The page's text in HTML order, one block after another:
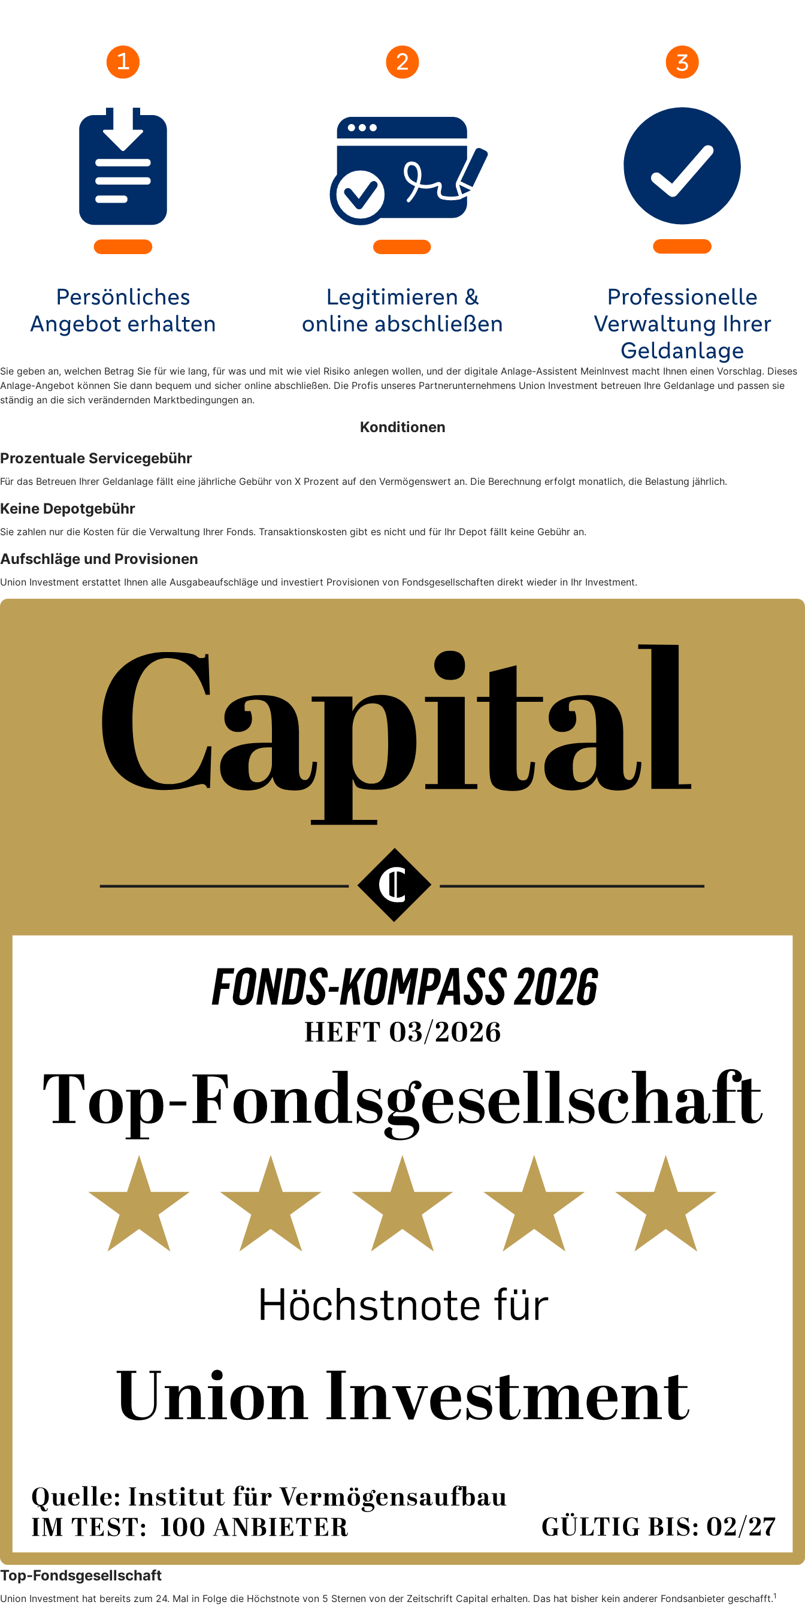
Sie geben an, welchen Betrag Sie für wie lang, für was und mit wie viel Risiko anlegen wollen, und der digitale Anlage-Assistent MeinInvest macht Ihnen einen Vorschlag. Dieses
Anlage-Angebot können Sie dann bequem und sicher online abschließen. Die Profis unseres Partnerunternehmens Union Investment betreuen Ihre Geldanlage und passen sie
ständig an die sich verändernden Marktbedingungen an.
Konditionen
Prozentuale Servicegebühr
Für das Betreuen Ihrer Geldanlage fällt eine jährliche Gebühr von X Prozent auf den Vermögenswert an. Die Berechnung erfolgt monatlich, die Belastung jährlich.
Keine Depotgebühr
Sie zahlen nur die Kosten für die Verwaltung Ihrer Fonds. Trans­aktions­kosten gibt es nicht und für Ihr Depot fällt keine Gebühr an.
Aufschläge und Provisionen
Union Investment erstattet Ihnen alle Ausgabe­auf­schläge und investiert Provisionen von Fondsgesellschaften direkt wieder in Ihr Investment.
Top-Fondsgesellschaft
Union Investment hat bereits zum 24. Mal in Folge die Höchstnote von 5 Sternen von der Zeitschrift Capital erhalten. Das hat bisher kein anderer Fondsanbieter geschafft.1